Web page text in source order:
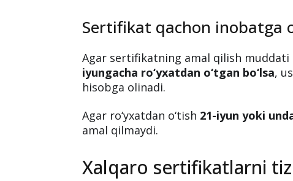
Sertifikat qachon inobatga
Agar sertifikatning amal qilish muddati
iyungacha ro‘yxatdan o‘tgan bo‘lsa,
hisobga olinadi.
Agar ro‘yxatdan o‘tish 21-iyun yoki
amal qilmaydi.
Xalqaro sertifikatlarni